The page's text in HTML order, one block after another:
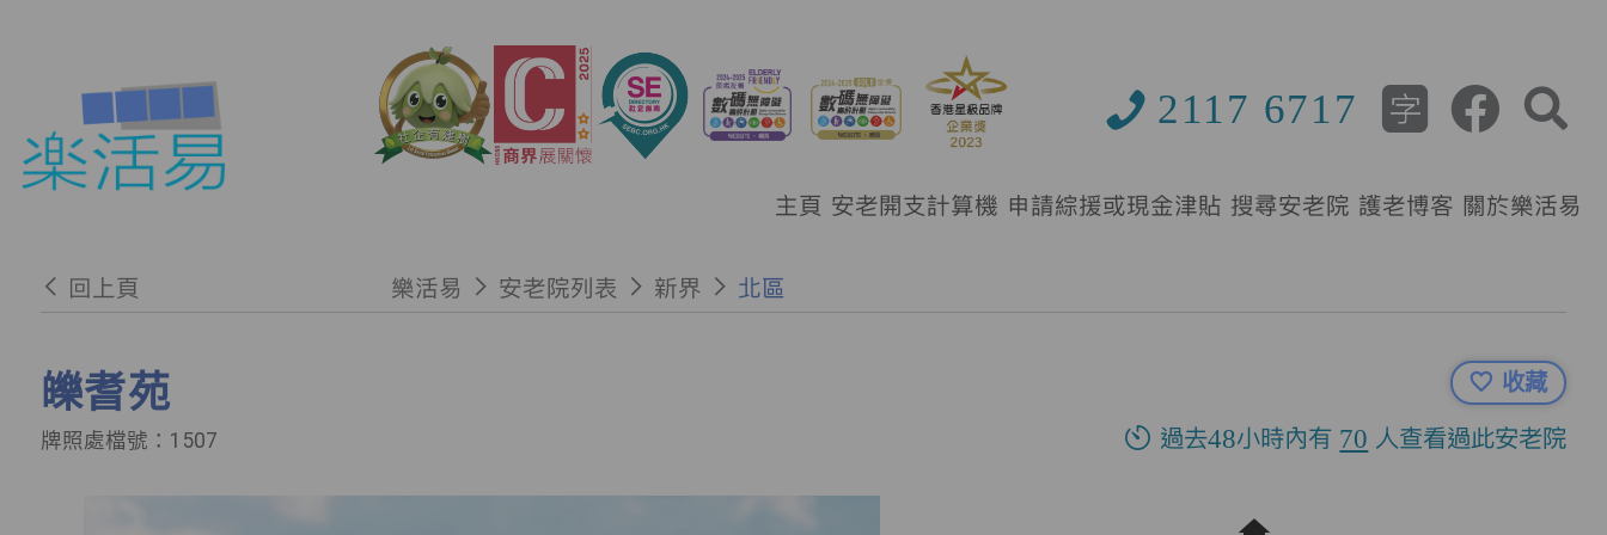
2117 6717
主頁 安老開支計算機 申請綜援或現金津貼 搜尋安老院 護老博客 關於樂活易
回上頁 樂活易 安老院列表 新界 北區
皪耆苑
牌照處檔號：1507
收藏
過去48小時內有 70 人查看過此安老院